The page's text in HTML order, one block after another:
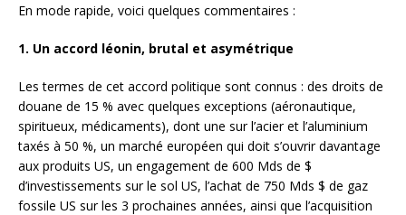
En mode rapide, voici quelques commentaires :
1. Un accord léonin, brutal et asymétrique
Les termes de cet accord politique sont connus : des droits de
douane de 15 % avec quelques exceptions (aéronautique,
spiritueux, médicaments), dont une sur l’acier et l’aluminium
taxés à 50 %, un marché européen qui doit s’ouvrir davantage
aux produits US, un engagement de 600 Mds de $
d’investissements sur le sol US, l’achat de 750 Mds $ de gaz
fossile US sur les 3 prochaines années, ainsi que l’acquisition